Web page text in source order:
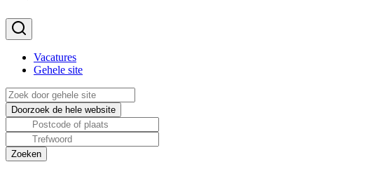
Vacatures
Gehele site